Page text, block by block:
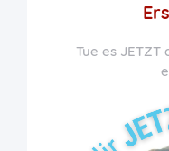
Tue es JETZT